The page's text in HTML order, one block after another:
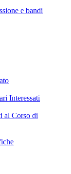
e bandi
Interessati
al Corso di